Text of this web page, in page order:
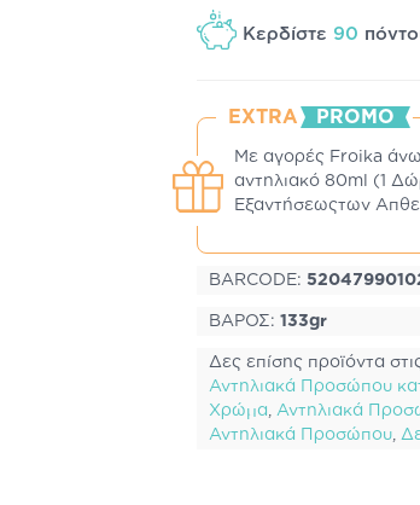
Κερδίστε 90
EXTRA PROMO
Με αγορές Froika
αντηλιακό 80ml (1
Εξαντήσεωςτων
BARCODE:
ΒΑΡΟΣ: 133gr
Δες επίσης προϊόντα
Αντηλιακά Προσώπου
Χρώμα, Αντηλιακά
Αντηλιακά Προσώπου,